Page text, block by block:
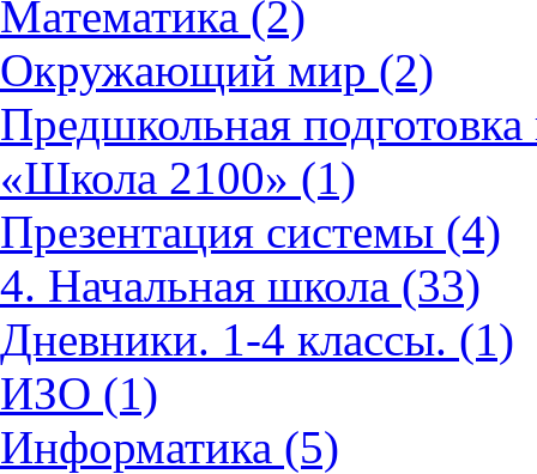
Математика (2)
Окружающий мир (2)
Предшкольная
«Школа 2100» (1)
Презентация системы (4)
4. Начальная школа (33)
Дневники. 1-4 классы. (1)
ИЗО (1)
Информатика (5)